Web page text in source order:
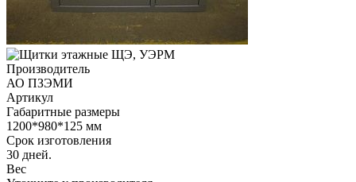
Производитель
АО ПЗЭМИ
Артикул
Габаритные размеры
1200*980*125 мм
Срок изготовления
30 дней.
Вес